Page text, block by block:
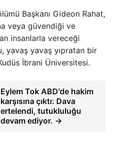
Başkanı Gideon Rahat,
veya güvendiği ve
insanlarla vereceği
yavaş yavaş yıpratan bir
İbrani Üniversitesi.
Eylem Tok ABD'de hakim
karşısına çıktı: Dava
ertelendi, tutukluluğu
devam ediyor. →